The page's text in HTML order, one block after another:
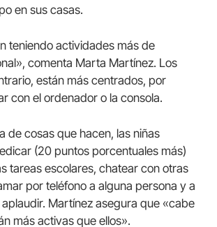
en sus casas.
teniendo actividades más de
comenta Marta Martínez. Los
están más centrados, por
con el ordenador o la consola.
de cosas que hacen, las niñas
(20 puntos porcentuales más)
tareas escolares, chatear con otras
por teléfono a alguna persona y a
Martínez asegura que «cabe
más activas que ellos».